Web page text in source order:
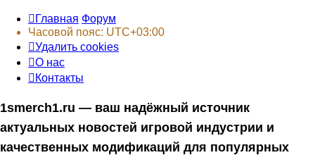
Главная Форум
Часовой пояс: UTC+03:00
Удалить cookies
О нас
Контакты
1smerch1.ru — ваш надёжный источник
актуальных новостей игровой индустрии и
качественных модификаций для популярных